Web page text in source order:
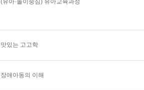
(유아·놀이중심) 유아교육과정
맛있는 고고학
장애아동의 이해